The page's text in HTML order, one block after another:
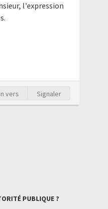
l'expression
vers Signaler
PUBLIQUE ?